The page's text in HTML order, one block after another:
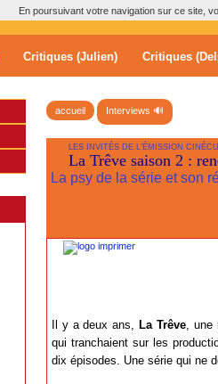
En poursuivant votre navigation sur ce site,
Critiques (Julien) Critiques
accueil Interviews 🔊
LES INVITÉS DE L’ÉMISSION
La Trêve saison 2 :
La psy de la série et son
Il y a deux ans,La Trêve, une
qui tranchaient sur les
dix épisodes. Une série qui ne